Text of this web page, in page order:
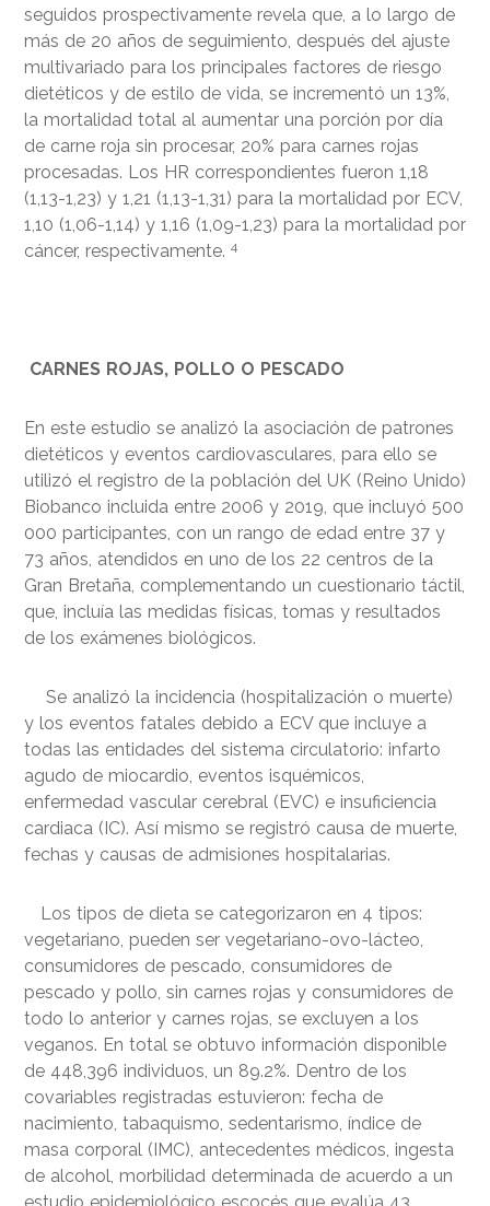
seguidos prospectivamente revela que, a lo largo de
más de 20 años de seguimiento, después del ajuste
multivariado para los principales factores de riesgo
dietéticos y de estilo de vida, se incrementó un 13%,
la mortalidad total al aumentar una porción por día
de carne roja sin procesar, 20% para carnes rojas
procesadas. Los HR correspondientes fueron 1,18
(1,13-1,23) y 1,21 (1,13-1,31) para la mortalidad por ECV,
1,10 (1,06-1,14) y 1,16 (1,09-1,23) para la mortalidad por
cáncer, respectivamente. 4
CARNES ROJAS, POLLO O PESCADO
En este estudio se analizó la asociación de patrones
dietéticos y eventos cardiovasculares, para ello se
utilizó el registro de la población del UK (Reino Unido)
Biobanco incluida entre 2006 y 2019, que incluyó 500
000 participantes, con un rango de edad entre 37 y
73 años, atendidos en uno de los 22 centros de la
Gran Bretaña, complementando un cuestionario táctil,
que, incluía las medidas físicas, tomas y resultados
de los exámenes biológicos.
Se analizó la incidencia (hospitalización o muerte)
y los eventos fatales debido a ECV que incluye a
todas las entidades del sistema circulatorio: infarto
agudo de miocardio, eventos isquémicos,
enfermedad vascular cerebral (EVC) e insuficiencia
cardiaca (IC). Así mismo se registró causa de muerte,
fechas y causas de admisiones hospitalarias.
Los tipos de dieta se categorizaron en 4 tipos:
vegetariano, pueden ser vegetariano-ovo-lácteo,
consumidores de pescado, consumidores de
pescado y pollo, sin carnes rojas y consumidores de
todo lo anterior y carnes rojas, se excluyen a los
veganos. En total se obtuvo información disponible
de 448,396 individuos, un 89.2%. Dentro de los
covariables registradas estuvieron: fecha de
nacimiento, tabaquismo, sedentarismo, índice de
masa corporal (IMC), antecedentes médicos, ingesta
de alcohol, morbilidad determinada de acuerdo a un
estudio epidemiológico escocés que evalúa 43